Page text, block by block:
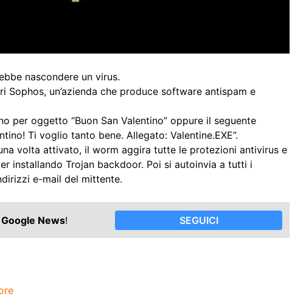
nascondere un virus.
Sophos, un’azienda che produce software antispam e
per oggetto “Buon San Valentino” oppure il seguente
Ti voglio tanto bene. Allegato: Valentine.EXE”.
volta attivato, il worm aggira tutte le protezioni antivirus e
installando Trojan backdoor. Poi si autoinvia a tutti i
e-mail del mittente.
News! SEGUICI